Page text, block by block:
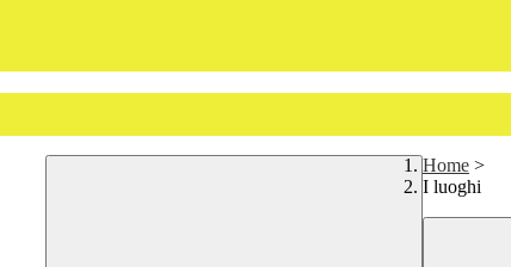
Home >
I luoghi